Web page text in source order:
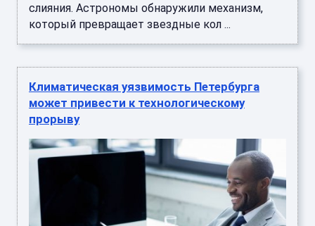
слияния. Астрономы обнаружили механизм,
который превращает звездные кол ...
Климатическая уязвимость Петербурга
может привести к технологическому
прорыву